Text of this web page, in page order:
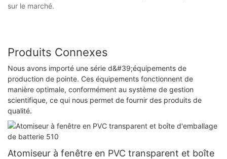
sur le marché.
Produits Connexes
Nous avons importé une série d&#39;équipements de
production de pointe. Ces équipements fonctionnent de
manière optimale, conformément au système de gestion
scientifique, ce qui nous permet de fournir des produits de
qualité.
Atomiseur à fenêtre en PVC transparent et boîte